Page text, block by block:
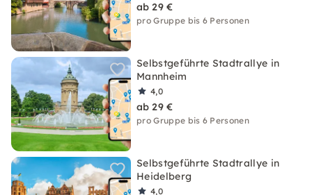
ab 29 €
pro Gruppe bis 6 Personen
Selbstgeführte Stadtrallye in
Mannheim
4,0
ab 29 €
pro Gruppe bis 6 Personen
Selbstgeführte Stadtrallye in
Heidelberg
4,0